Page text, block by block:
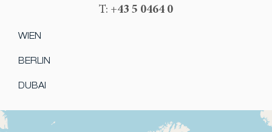
T: +43 5 0464 0
WIEN
BERLIN
DUBAI